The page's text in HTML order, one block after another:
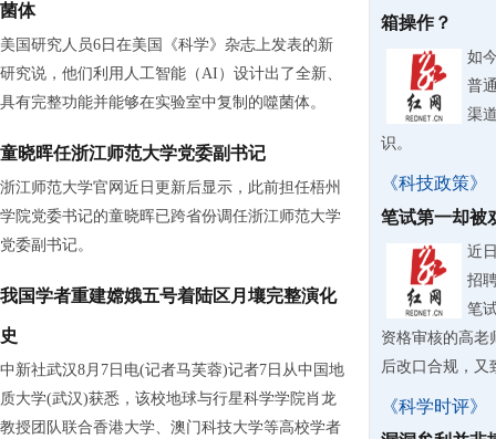
菌体
美国研究人员6日在美国《科学》杂志上发表的新
研究说，他们利用人工智能（AI）设计出了全新、
具有完整功能并能够在实验室中复制的噬菌体。
童晓晖任浙江师范大学党委副书记
浙江师范大学官网近日更新后显示，此前担任梧州
学院党委书记的童晓晖已跨省份调任浙江师范大学
党委副书记。
我国学者重建嫦娥五号着陆区月壤完整演化
史
中新社武汉8月7日电(记者马芙蓉)记者7日从中国地
质大学(武汉)获悉，该校地球与行星科学学院肖龙
教授团队联合香港大学、澳门科技大学等高校学者
箱操作？
如
普
渠
识。
《科技政策》
笔试第一却被
近
招
笔
资格审核的高老
后改口合规，又
《科学时评》